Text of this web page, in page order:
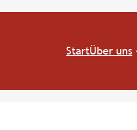
StartÜber uns